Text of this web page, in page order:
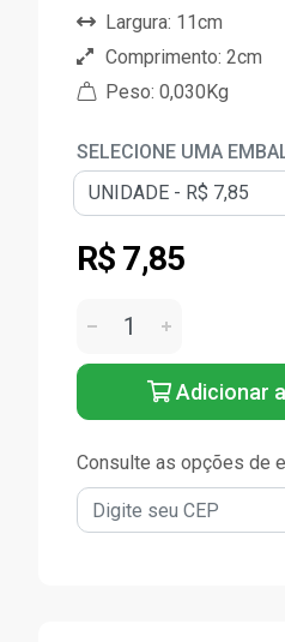
Largura: 11cm
Comprimento: 2cm
Peso: 0,030Kg
SELECIONE UMA
R$ 7,85
Adicionar
Consulte as opções de